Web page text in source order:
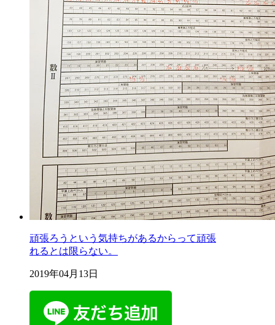
頑張ろうという気持ちがあるからって頑張
れるとは限らない。
2019年04月13日